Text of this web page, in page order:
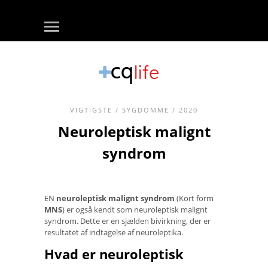
VIGTIGSTE / SYGDOMME / 2020
Neuroleptisk malignt
syndrom
EN neuroleptisk malignt syndrom (Kort form
MNS) er også kendt som neuroleptisk malignt
syndrom. Dette er en sjælden bivirkning, der er
resultatet af indtagelse af neuroleptika.
Hvad er neuroleptisk